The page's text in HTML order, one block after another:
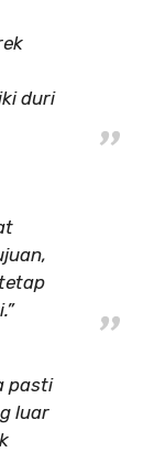
duri
pasti
luar